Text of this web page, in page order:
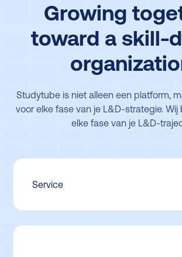
Growing
toward a skill-
Studytube is niet alleen een platform,
voor elke fase van je L&D-strategie. Wij
elke fase van je L&D-
Service